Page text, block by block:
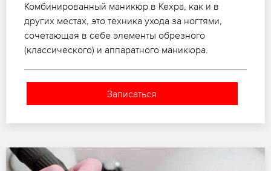
Комбинированный маникюр в Кехра, как и в
других местах, это техника ухода за ногтями,
сочетающая в себе элементы обрезного
(классического) и аппаратного маникюра.
Записаться